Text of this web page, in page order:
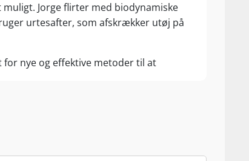
Jorge flirter med biodynamiske
urtesafter, som afskrækker utøj på
for nye og effektive metoder til at